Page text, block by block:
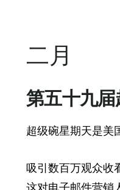
二月
第五十九届
超级碗星期天是美
吸引数百万观众收
这对电子邮件营销